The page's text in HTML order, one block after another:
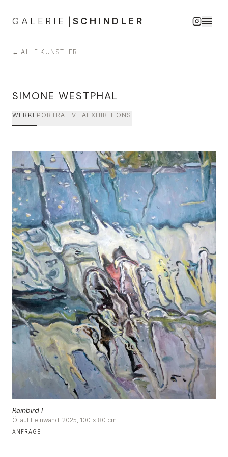
GALERIE SCHINDLER
DE | EN
←ALLE KÜNSTLER
SIMONE WESTPHAL
WERKEPORTRAITVITAEXHIBITIONS
Rainbird I
Öl auf Leinwand, 2025, 100 × 80 cm
ANFRAGE